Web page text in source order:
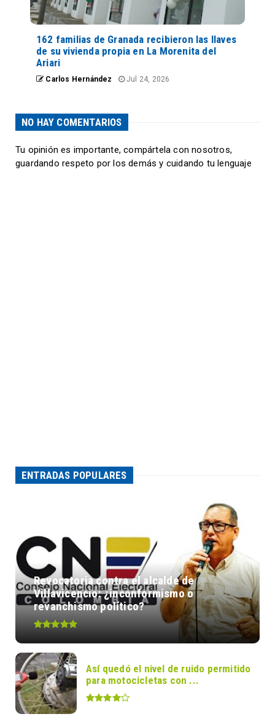
162 familias de Granada recibieron las llaves
de su vivienda propia en La Morenita del
Ariari
Carlos Hernández Jul 24, 2026
NO HAY COMENTARIOS
Tu opinión es importante, compártela con nosotros,
guardando respeto por los demás y cuidando tu lenguaje
ENTRADAS POPULARES
Revocatoria contra el alcalde de
Villavicencio: ¿inconformismo o
revanchismo político?
Así quedó el nivel de ruido permitido
para motocicletas con ...